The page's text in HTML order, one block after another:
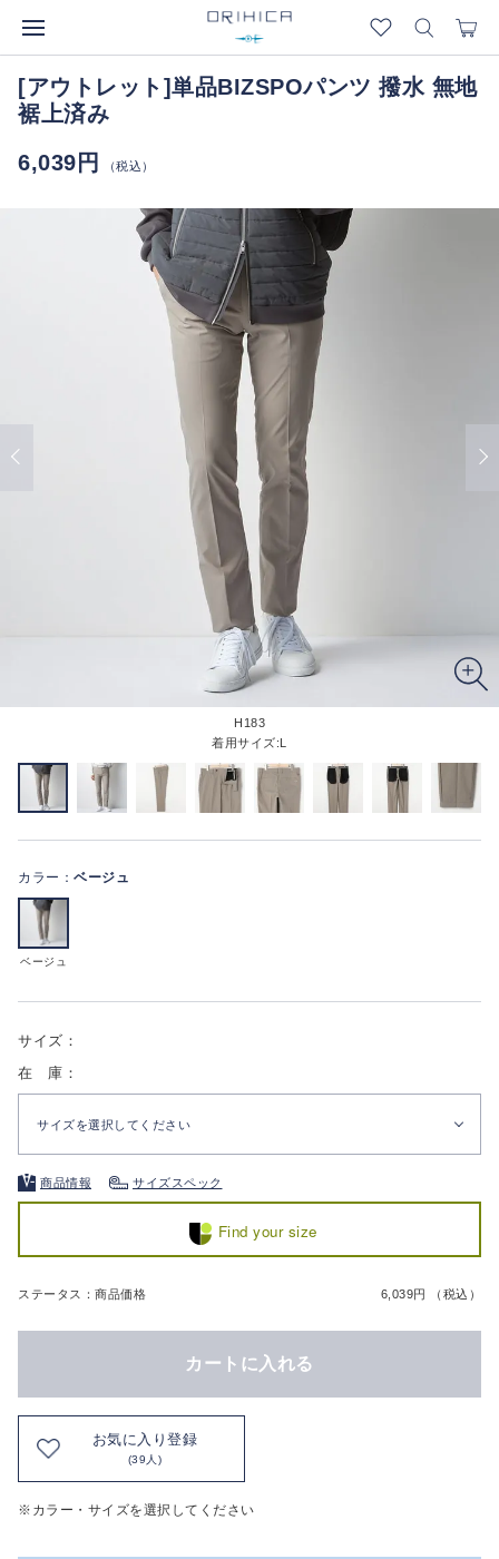
[アウトレット]単品BIZSPOパンツ 撥水 無地
裾上済み
6,039円
（税込）
H183
着用サイズ:L
カラー： ベージュ
ベージュ
サイズ：
在 庫：
サイズを選択してください
商品情報 サイズスペック
Find your size
ステータス：商品価格 6,039円 （税込）
カートに入れる
お気に入り登録
(39人)
※カラー・サイズを選択してください